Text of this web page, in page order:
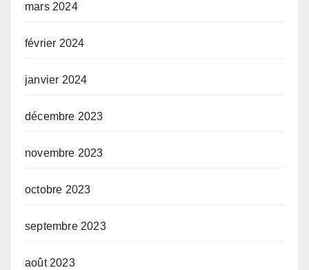
mars 2024
février 2024
janvier 2024
décembre 2023
novembre 2023
octobre 2023
septembre 2023
août 2023